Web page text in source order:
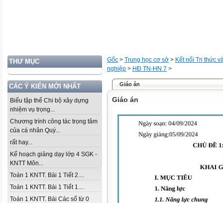
THƯ MỤC
CÁC Ý KIẾN MỚI NHẤT
Biểu tập thể Chi bộ xây dựng
nhiệm vụ trọng...
Chương trình công tác trọng tâm
của cá nhân Quý...
rất hay...
Kế hoạch giảng dạy lớp 4 SGK -
KNTT Môn...
Toán 1 KNTT. Bài 1 Tiết 2....
Toán 1 KNTT. Bài 1 Tiết 1....
Toán 1 KNTT. Bài Các số từ 0
Gốc > Trung học cơ sở > Kết nối Tri thức
nghiệp > HĐ TN-HN 7 >
Giáo án
Giáo án